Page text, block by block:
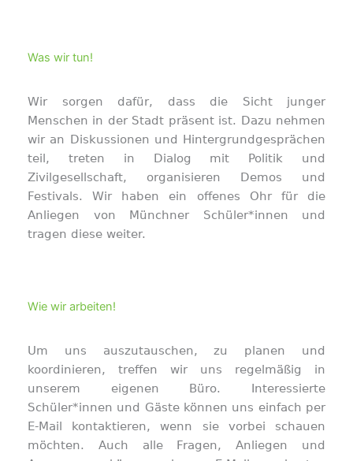
Was wir tun!
Wir sorgen dafür, dass die Sicht junger
Menschen in der Stadt präsent ist. Dazu nehmen
wir an Diskussionen und Hintergrundgesprächen
teil, treten in Dialog mit Politik und
Zivilgesellschaft, organisieren Demos und
Festivals. Wir haben ein offenes Ohr für die
Anliegen von Münchner Schüler*innen und
tragen diese weiter.
Wie wir arbeiten!
Um uns auszutauschen, zu planen und
koordinieren, treffen wir uns regelmäßig in
unserem eigenen Büro. Interessierte
Schüler*innen und Gäste können uns einfach per
E-Mail kontaktieren, wenn sie vorbei schauen
möchten. Auch alle Fragen, Anliegen und